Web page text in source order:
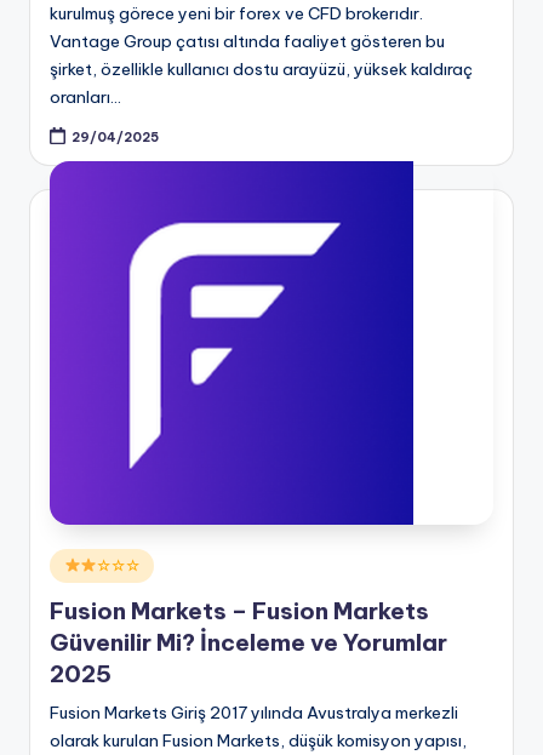
kurulmuş görece yeni bir forex ve CFD brokerıdır.
Vantage Group çatısı altında faaliyet gösteren bu
şirket, özellikle kullanıcı dostu arayüzü, yüksek kaldıraç
oranları…
29/04/2025
Posted
in
☆☆☆
Fusion Markets – Fusion Markets
Güvenilir Mi? İnceleme ve Yorumlar
2025
Fusion Markets Giriş 2017 yılında Avustralya merkezli
olarak kurulan Fusion Markets, düşük komisyon yapısı,